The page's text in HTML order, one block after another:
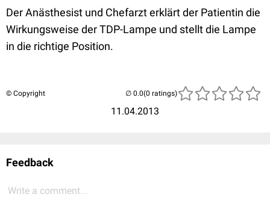
Der Anästhesist und Chefarzt erklärt der Patientin die
Wirkungsweise der TDP-Lampe und stellt die Lampe
in die richtige Position.
© Copyright
11.04.2013
(0 ratings)
Feedback
Write a comment...